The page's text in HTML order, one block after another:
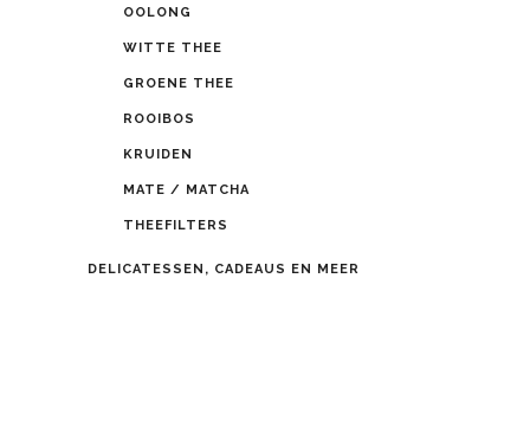
OOLONG
WITTE THEE
GROENE THEE
ROOIBOS
KRUIDEN
MATE / MATCHA
THEEFILTERS
DELICATESSEN, CADEAUS EN MEER